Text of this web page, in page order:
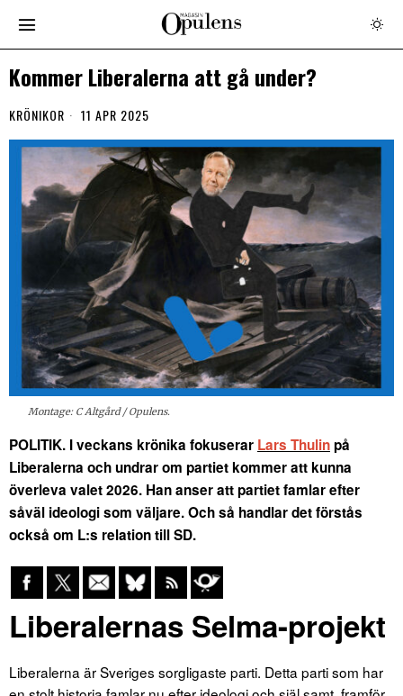
Kommer Liberalerna att gå under?
KRÖNIKOR 11 APR 2025
Montage: C Altgård / Opulens.
POLITIK. I veckans krönika fokuserar Lars Thulinpå
Liberalerna och undrar om partiet kommer att kunna
överleva valet 2026. Han anser att partiet famlar efter
såväl ideologi som väljare. Och så handlar det förstås
också om L:s relation till SD.
Liberalernas Selma-projekt
Liberalerna är Sveriges sorgligaste parti. Detta parti som har